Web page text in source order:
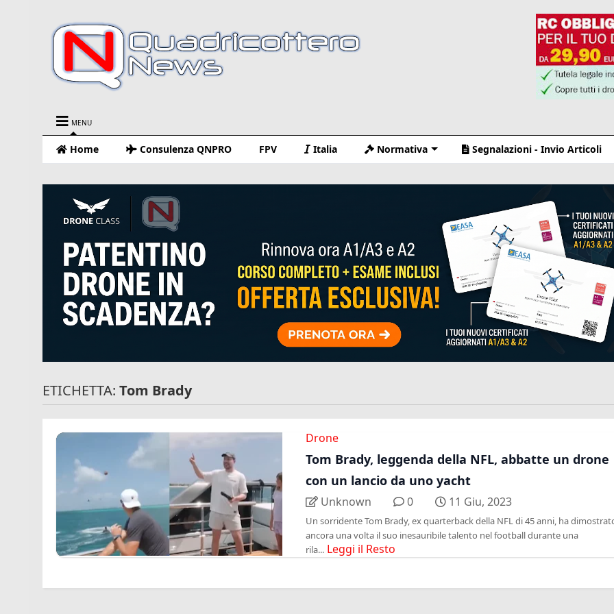
MENU
Home Consulenza QNPRO FPV Italia Normativa Segnalazioni - Invio Articoli
ETICHETTA: Tom Brady
Drone
Tom Brady, leggenda della NFL, abbatte un drone
con un lancio da uno yacht
Unknown 0 11 Giu, 2023
Un sorridente Tom Brady, ex quarterback della NFL di 45 anni, ha
ancora una volta il suo inesauribile talento nel football durante una
rila... Leggi il Resto